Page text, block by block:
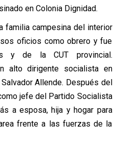
en Colonia Dignidad.
familia campesina del interior
oficios como obrero y fue
y de la CUT provincial.
alto dirigente socialista en
Allende. Después del
jefe del Partido Socialista
a esposa, hija y hogar para
frente a las fuerzas de la